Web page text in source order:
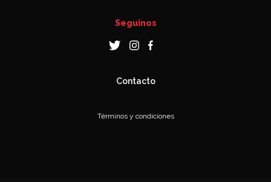
Seguinos
Contacto
Términos y condiciones